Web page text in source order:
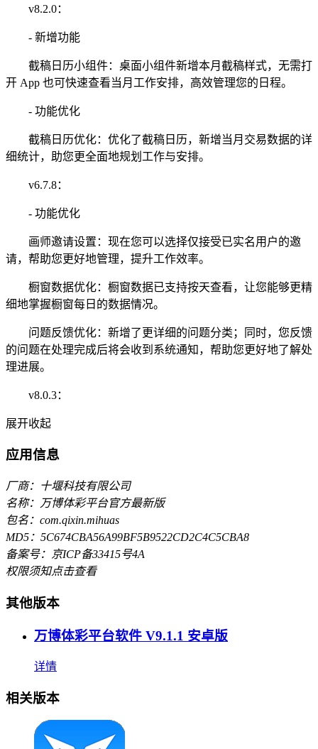
v8.2.0：
- 新增功能
截稿日历小组件：桌面小组件新增本月截稿样式，无需打
开 App 也可快速查看当月工作安排，高效管理您的日程。
- 功能优化
截稿日历优化：优化了截稿日历，新增当月交易数据的详
细统计，助您更全面地规划工作与安排。
v6.7.8：
- 功能优化
画师邀请设置：现在您可以选择仅接受已实名用户的邀
请，帮助您更好地管理，提升工作效率。
橱窗数据优化：橱窗数据已支持按天查看，让您能够更精
细地掌握橱窗每日的数据情况。
问题反馈优化：新增了更详细的问题分类；同时，您反馈
的问题在处理完成后将会收到系统通知，帮助您更好地了解处
理进展。
v8.0.3：
展开收起
应用信息
厂商：十堰科技有限公司
名称：万博体彩平台官方最新版
包名：com.qixin.mihuas
MD5：5C674CBA56A99BF5B9522CD2C4C5CBA8
备案号：京ICP备33415号4A
权限须知点击查看
其他版本
万博体彩平台软件 V9.1.1 安卓版
详情
相关版本